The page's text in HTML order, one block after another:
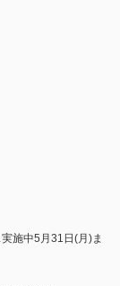
施中5月31日(月)ま